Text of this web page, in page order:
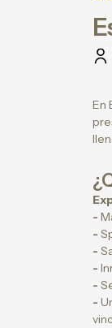
En
-
-
-
-
-
-